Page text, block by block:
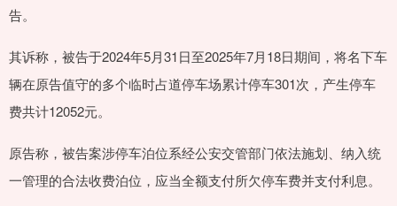
告。
其诉称，被告于2024年5月31日至2025年7月18日期间，将名下车
辆在原告值守的多个临时占道停车场累计停车301次，产生停车
费共计12052元。
原告称，被告案涉停车泊位系经公安交管部门依法施划、纳入统
一管理的合法收费泊位，应当全额支付所欠停车费并支付利息。